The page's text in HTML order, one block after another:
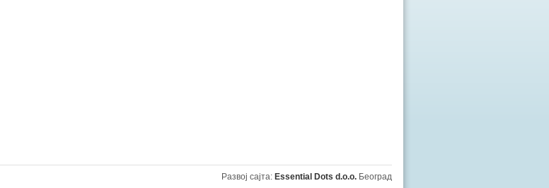
Развој сајта: Essential Dots d.o.o. Београд